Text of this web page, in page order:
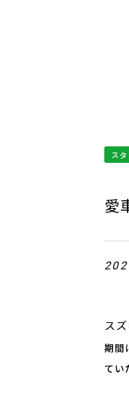
ス
愛
ス
期間
てい